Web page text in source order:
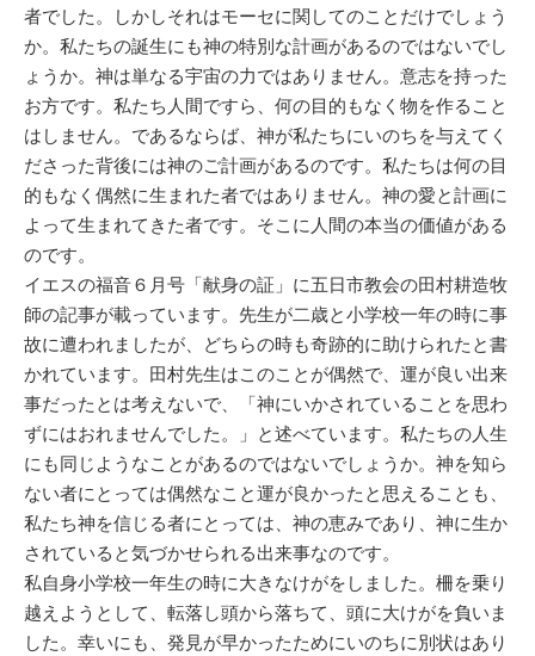
者でした。しかしそれはモーセに関してのことだけでしょう
か。私たちの誕生にも神の特別な計画があるのではないでし
ょうか。神は単なる宇宙の力ではありません。意志を持った
お方です。私たち人間ですら、何の目的もなく物を作ること
はしません。であるならば、神が私たちにいのちを与えてく
ださった背後には神のご計画があるのです。私たちは何の目
的もなく偶然に生まれた者ではありません。神の愛と計画に
よって生まれてきた者です。そこに人間の本当の価値がある
のです。
イエスの福音６月号「献身の証」に五日市教会の田村耕造牧
師の記事が載っています。先生が二歳と小学校一年の時に事
故に遭われましたが、どちらの時も奇跡的に助けられたと書
かれています。田村先生はこのことが偶然で、運が良い出来
事だったとは考えないで、「神にいかされていることを思わ
ずにはおれませんでした。」と述べています。私たちの人生
にも同じようなことがあるのではないでしょうか。神を知ら
ない者にとっては偶然なこと運が良かったと思えることも、
私たち神を信じる者にとっては、神の恵みであり、神に生か
されていると気づかせられる出来事なのです。
私自身小学校一年生の時に大きなけがをしました。柵を乗り
越えようとして、転落し頭から落ちて、頭に大けがを負いま
した。幸いにも、発見が早かったためにいのちに別状はあり